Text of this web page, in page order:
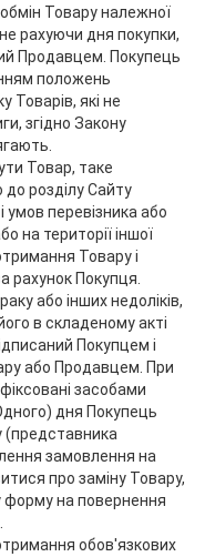
Товару належної
рахуючи дня покупки,
Продавцем. Покупець
положень
Товарів, які не
згідно Закону
Товар, таке
до розділу Сайту
умов перевізника або
на території іншої
Товару і
рахунок Покупця.
або інших недоліків,
в складеному акті
Покупцем і
або Продавцем. При
засобами
дня Покупець
(представника
замовлення на
про заміну Товару,
форму на повернення
обов'язкових